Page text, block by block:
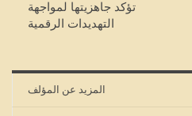
تؤكد جاهزيتها لمواجهة
التهديدات الرقمية
المزيد عن المؤلف